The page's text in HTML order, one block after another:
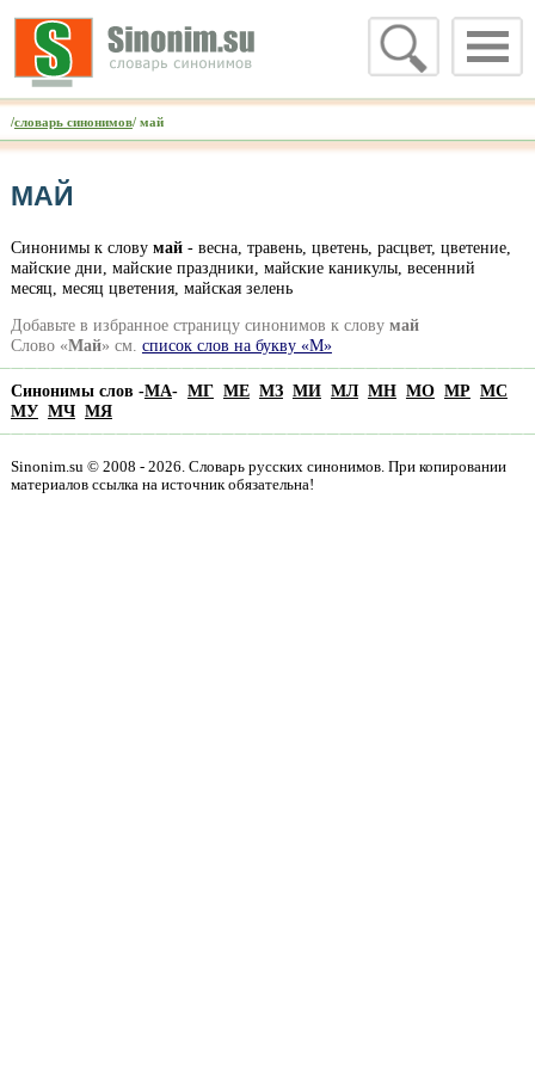
/словарь синонимов/ май
МАЙ
Синонимы к слову май- весна, травень, цветень, расцвет, цветение,
майские дни, майские праздники, майские каникулы, весенний
месяц, месяц цветения, майская зелень
Добавьте в избранное страницу синонимов к слову май
Слово «Май» см. список слов на букву «М»
Синонимы слов -МА- МГ МЕ МЗ МИ МЛ МН МО МР МС
МУ МЧ МЯ
Sinonim.su © 2008 - 2026. Словарь русских синонимов. При копировании
материалов ссылка на источник обязательна!